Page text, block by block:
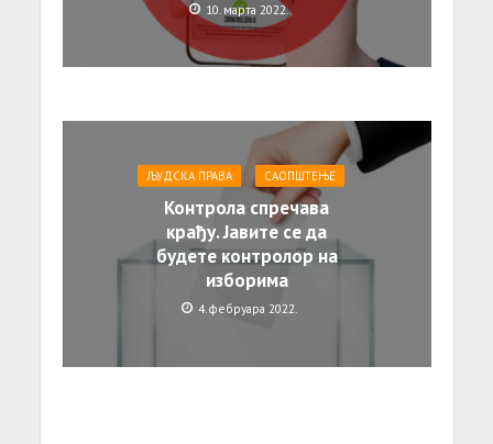
10. марта 2022.
ЉУДСКА ПРАВА САОПШТЕЊE
Контрола спречава
крађу. Јавите се да
будете контролор на
изборима
4. фебруара 2022.